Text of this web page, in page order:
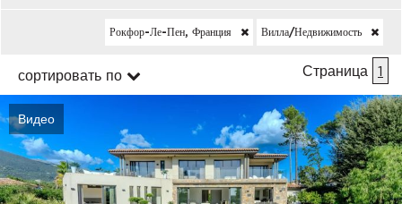
Рокфор-Ле-Пен, Франция Вилла/недвижимость
сортировать по Страница 1
Видео